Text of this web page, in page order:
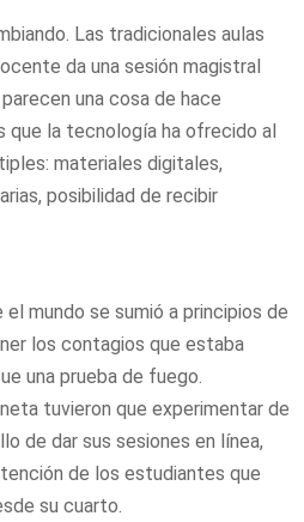
Las tradicionales aulas
da una sesión magistral
una cosa de hace
que la tecnología ha ofrecido al
materiales digitales,
posibilidad de recibir
mundo se sumió a principios de
los contagios que estaba
una prueba de fuego.
tuvieron que experimentar de
de dar sus sesiones en línea,
de los estudiantes que
su cuarto.